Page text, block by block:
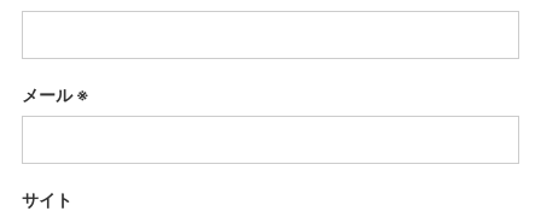
メール※
サイト